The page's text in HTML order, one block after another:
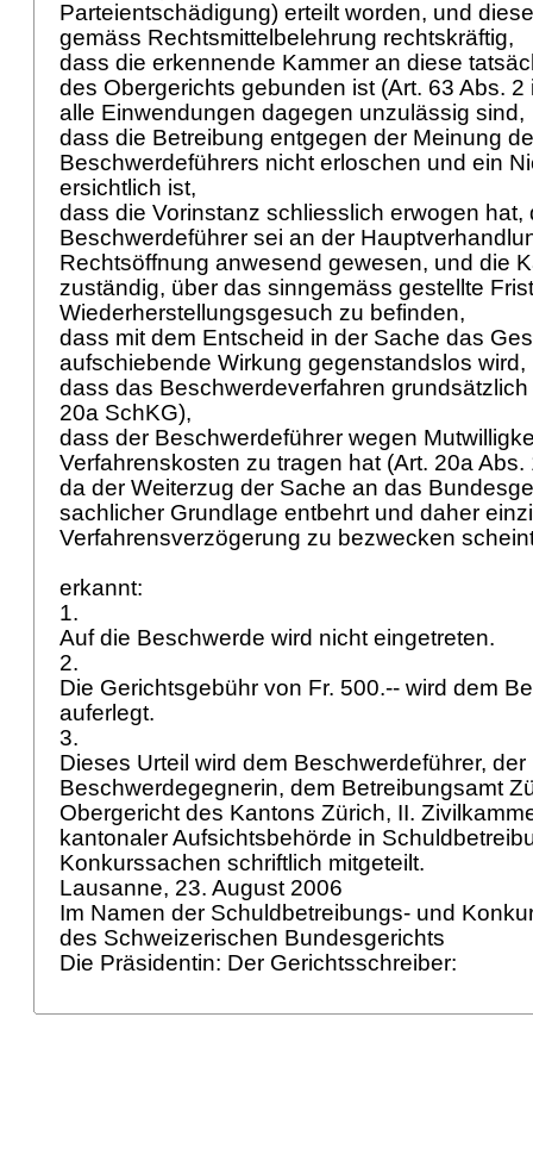
Parteientschädigung) erteilt worden, und
gemäss Rechtsmittelbelehrung rechtskräftig,
dass die erkennende Kammer an diese
des Obergerichts gebunden ist (Art. 63 Abs. 2
alle Einwendungen dagegen unzulässig sind,
dass die Betreibung entgegen der Meinung
Beschwerdeführers nicht erloschen und ein
ersichtlich ist,
dass die Vorinstanz schliesslich erwogen hat,
Beschwerdeführer sei an der
Rechtsöffnung anwesend gewesen, und die
zuständig, über das sinngemäss gestellte
Wiederherstellungsgesuch zu befinden,
dass mit dem Entscheid in der Sache das
aufschiebende Wirkung gegenstandslos wird,
dass das Beschwerdeverfahren
20a SchKG),
dass der Beschwerdeführer wegen
Verfahrenskosten zu tragen hat (Art. 20a Abs.
da der Weiterzug der Sache an das
sachlicher Grundlage entbehrt und daher
Verfahrensverzögerung zu bezwecken
erkannt:
1.
Auf die Beschwerde wird nicht eingetreten.
2.
Die Gerichtsgebühr von Fr. 500.-- wird dem
auferlegt.
3.
Dieses Urteil wird dem Beschwerdeführer, der
Beschwerdegegnerin, dem Betreibungsamt
Obergericht des Kantons Zürich, II.
kantonaler Aufsichtsbehörde in
Konkurssachen schriftlich mitgeteilt.
Lausanne, 23. August 2006
Im Namen der Schuldbetreibungs- und
des Schweizerischen Bundesgerichts
Die Präsidentin: Der Gerichtsschreiber: